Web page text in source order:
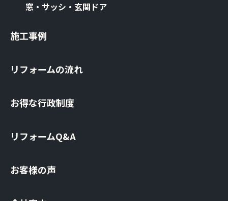
窓・サッシ・⽞関ドア
施⼯事例
リフォームの流れ
お得な⾏政制度
リフォームQ&A
お客様の声